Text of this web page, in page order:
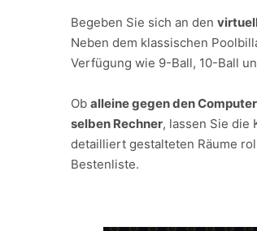
Begeben Sie sich an den
Neben dem klassischen
Verfügung wie 9-Ball, 10-Ball
Ob alleine gegen den
selben Rechner, lassen Sie die
detailliert gestalteten Räume
Bestenliste.